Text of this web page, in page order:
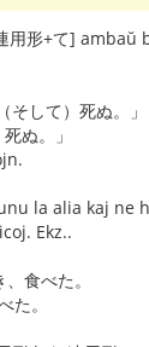
用形+て]
そして）死ぬ。」
ぬ。」
la alia kaj ne
Ekz..
食べた。
。